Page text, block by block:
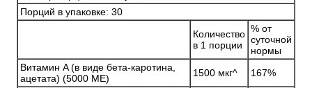
Порций в упаковке: 30
Количество
в 1 порции
% от
суточной
нормы
Витамин A (в виде бета-каротина,
ацетата) (5000 МЕ)
1500 мкг^
167%